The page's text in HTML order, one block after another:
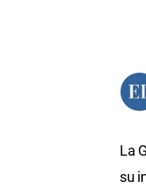
La
su